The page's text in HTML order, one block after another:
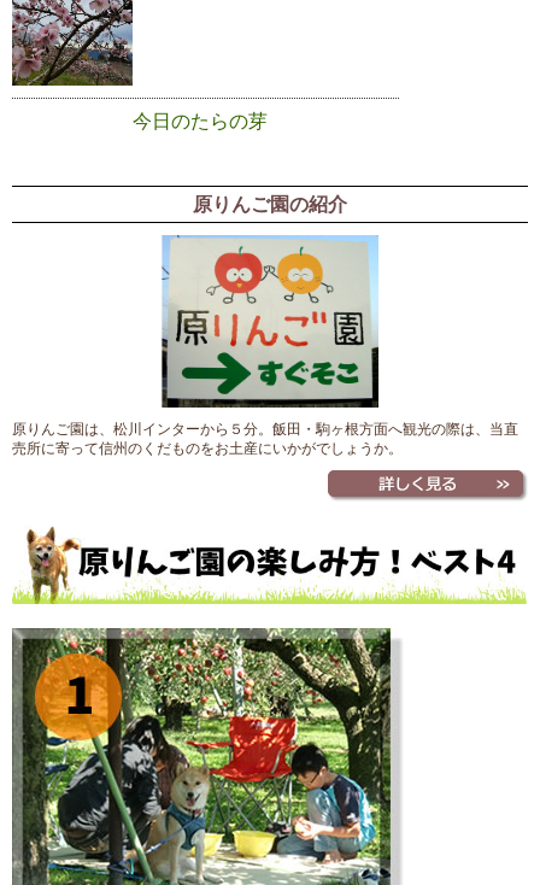
今日のたらの芽
原りんご園の紹介
原りんご園は、松川インターから５分。飯田・駒ヶ根方面へ観光の際は、当直
売所に寄って信州のくだものをお土産にいかがでしょうか。